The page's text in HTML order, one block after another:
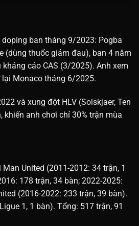
ban tháng 9/2023: Pogba
(dùng thuốc giảm đau), ban 4 năm
cáo CAS (3/2025). Anh xem
Monaco tháng 6/2025.
và xung đột HLV (Solskjaer, Ten
khiến anh chơi chỉ 30% trận mùa
United (2011-2012: 34 trận, 1
178 trận, 34 bàn; 2022-2025:
(2016-2022: 233 trận, 39 bàn).
1, 1 bàn). Tổng: 517 trận, 91